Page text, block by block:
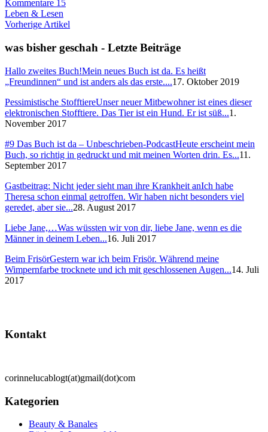
Kommentare 15
Leben & Lesen
Vorherige Artikel
was bisher geschah - Letzte Beiträge
Hallo zweites Buch!Mein neues Buch ist da. Es heißt
„Freundinnen“ und ist anders als das erste....17. Oktober 2019
Pessimistische StofftiereUnser neuer Mitbewohner ist eines dieser
elektronischen Stofftiere. Das Tier ist ein Hund. Er ist süß...1.
November 2017
#9 Das Buch ist da – Unbeschrieben-PodcastHeute erscheint mein
Buch, so richtig in gedruckt und mit meinen Worten drin. Es...11.
September 2017
Gastbeitrag: Nicht jeder sieht man ihre Krankheit anIch habe
Theresa schon einmal getroffen. Wir haben nicht besonders viel
geredet, aber sie...28. August 2017
Liebe Jane,…Was wüssten wir von dir, liebe Jane, wenn es die
Männer in deinem Leben...16. Juli 2017
Beim FrisörGestern war ich beim Frisör. Während meine
Wimpernfarbe trocknete und ich mit geschlossenen Augen...14. Juli
2017
Kontakt
corinnelucablogt(at)gmail(dot)com
Kategorien
Beauty & Banales